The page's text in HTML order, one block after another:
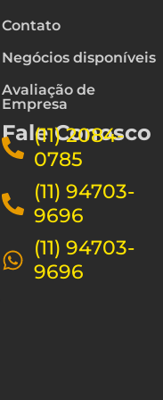
Contato
Negócios disponíveis
Avaliação de
Empresa
Fale Conosco
(11) 2084-
0785
(11) 94703-
9696
(11) 94703-
9696